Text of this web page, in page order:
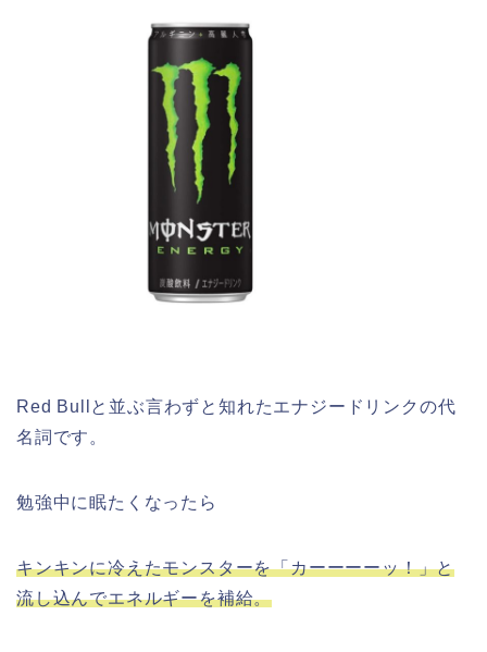
Red Bullと並ぶ言わずと知れたエナジードリンクの代
名詞です。
勉強中に眠たくなったら
キンキンに冷えたモンスターを「カーーーーッ！」と
流し込んでエネルギーを補給。